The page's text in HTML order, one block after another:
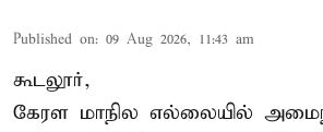
Published on: 09 Aug 2026, 11:43 am
கூடலூர்,
கேரள மாநில எல்லையில்